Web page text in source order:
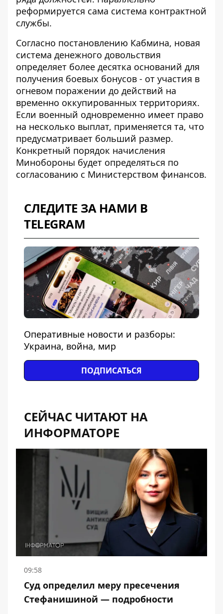
реформируется сама система контрактной
службы.
Согласно постановлению Кабмина, новая
система денежного довольствия
определяет более десятка оснований для
получения боевых бонусов - от участия в
огневом поражении до действий на
временно оккупированных территориях.
Если военный одновременно имеет право
на несколько выплат, применяется та, что
предусматривает больший размер.
Конкретный порядок начисления
Минобороны будет определяться по
согласованию с Министерством финансов.
СЛЕДИТЕ ЗА НАМИ В
TELEGRAM
Оперативные новости и разборы:
Украина, война, мир
ПОДПИСАТЬСЯ
СЕЙЧАС ЧИТАЮТ НА
ИНФОРМАТОРЕ
09:58
Суд определил меру пресечения
Стефанишиной — подробности